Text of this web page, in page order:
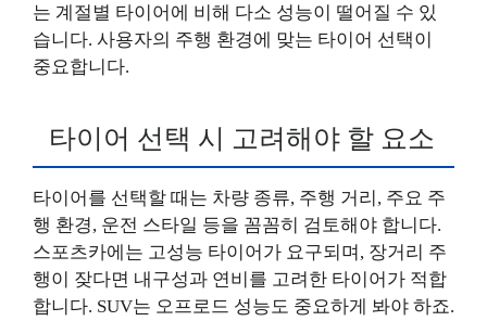
는 계절별 타이어에 비해 다소 성능이 떨어질 수 있
습니다. 사용자의 주행 환경에 맞는 타이어 선택이
중요합니다.
타이어 선택 시 고려해야 할 요소
타이어를 선택할 때는 차량 종류, 주행 거리, 주요 주
행 환경, 운전 스타일 등을 꼼꼼히 검토해야 합니다.
스포츠카에는 고성능 타이어가 요구되며, 장거리 주
행이 잦다면 내구성과 연비를 고려한 타이어가 적합
합니다. SUV는 오프로드 성능도 중요하게 봐야 하죠.